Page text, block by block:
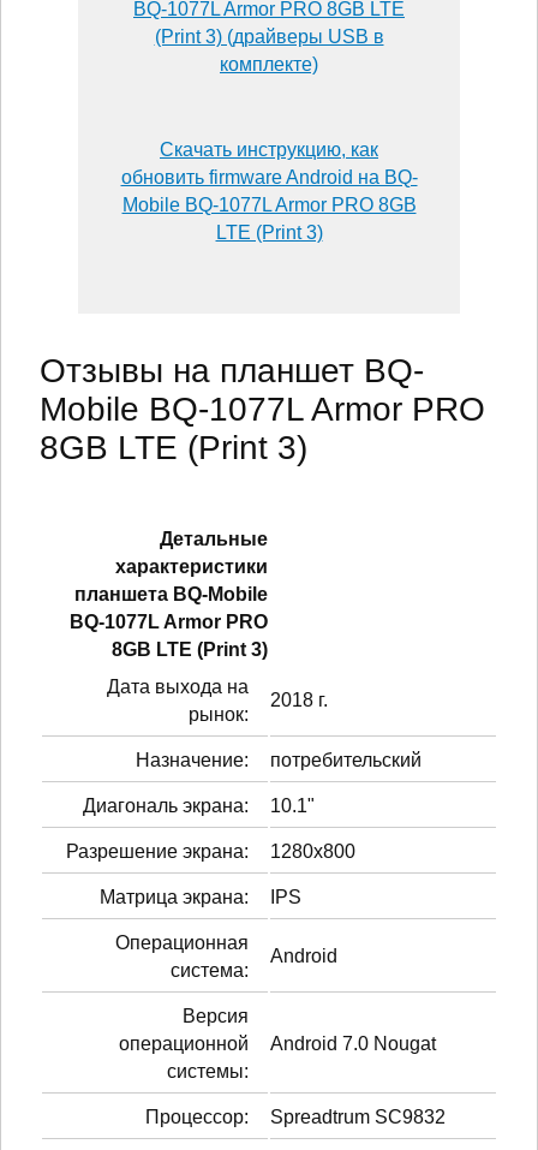
BQ-1077L Armor PRO 8GB LTE
(Print 3) (драйверы USB в
комплекте)
Скачать инструкцию, как
обновить firmware Android на BQ-
Mobile BQ-1077L Armor PRO 8GB
LTE (Print 3)
Отзывы на планшет BQ-
Mobile BQ-1077L Armor PRO
8GB LTE (Print 3)
Детальные
характеристики
планшетa BQ-Mobile
BQ-1077L Armor PRO
8GB LTE (Print 3)
Дата выхода на
рынок:
2018 г.
Назначение: потребительский
Диагональ экрана: 10.1"
Разрешение экрана: 1280x800
Матрица экрана: IPS
Операционная
система:
Android
Версия
операционной
системы:
Android 7.0 Nougat
Процессор: Spreadtrum SC9832